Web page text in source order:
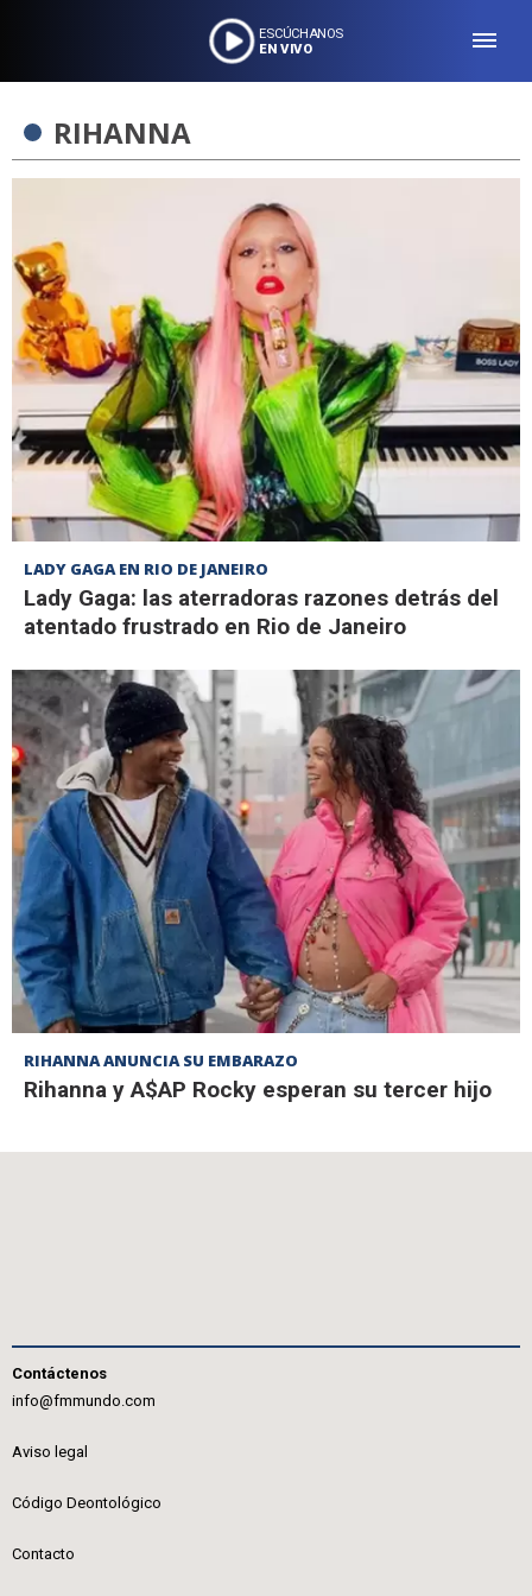
ESCÚCHANOS
EN VIVO
RIHANNA
LADY GAGA EN RIO DE JANEIRO
Lady Gaga: las aterradoras razones detrás del
atentado frustrado en Rio de Janeiro
RIHANNA ANUNCIA SU EMBARAZO
Rihanna y A$AP Rocky esperan su tercer hijo
Contáctenos
info@fmmundo.com
Aviso legal
Código Deontológico
Contacto